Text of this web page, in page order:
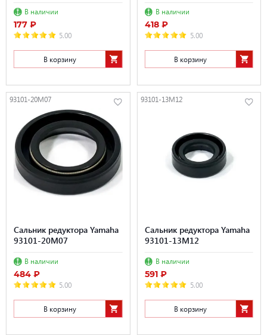
В наличии
177 ₽
5.00
В корзину
В наличии
418 ₽
5.00
В корзину
93101-20M07
Сальник редуктора Yamaha
93101-20M07
В наличии
484 ₽
5.00
В корзину
93101-13M12
Сальник редуктора Yamaha
93101-13M12
В наличии
591 ₽
5.00
В корзину